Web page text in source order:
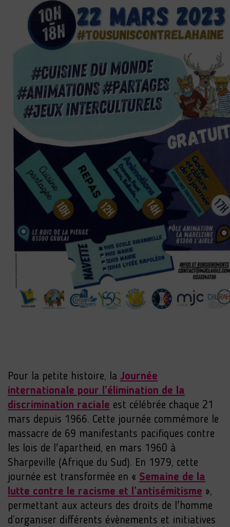
Pour la petite histoire, la Journée
internationale pour l’élimination de la
discrimination raciale est célébrée chaque 21
mars depuis 1966. Cette journée commémore le
massacre de 69 manifestants pacifiques contre
les lois de l'apartheid, en mars 1960 à
Sharpeville (Afrique du Sud). En 1979, cette
journée est transformée en « Semaine de la
lutte contre le racisme et l’antisémitisme »,
permettant aux acteurs des droits de l'homme
d’organiser différents évènements et initiatives